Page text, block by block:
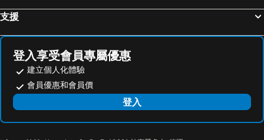
支援
登入享受會員專屬優惠
建立個人化體驗
會員優惠和會員價
登入